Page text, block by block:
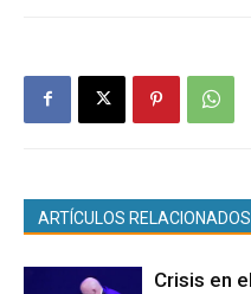
ARTÍCULOS RELACIONADOS
Crisis en